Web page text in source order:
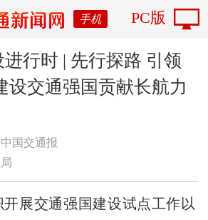
手机 PC版
行时 | 先行探路 引领
设交通强国贡献长航力
国交通报
展交通强国建设试点工作以